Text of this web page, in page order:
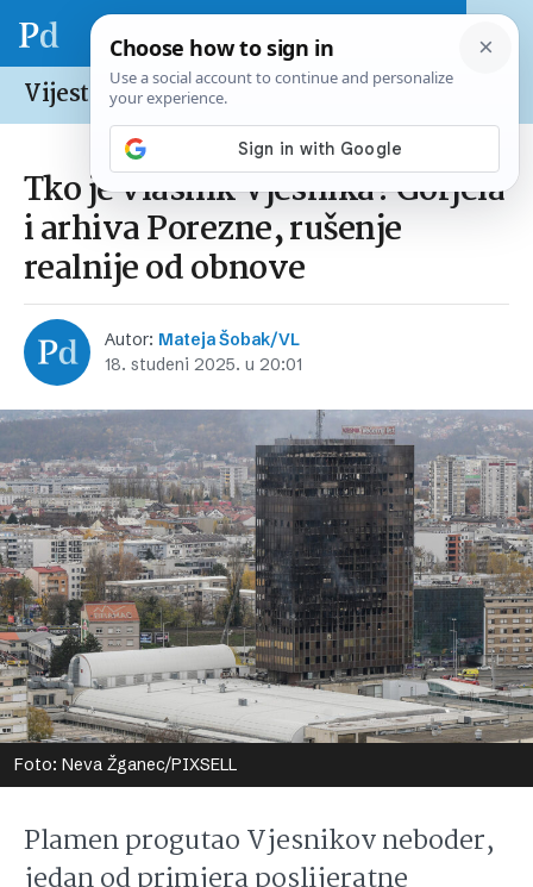
Vijesti /Hrvatska
Tko je vlasnik Vjesnika? Gorjela
i arhiva Porezne, rušenje
realnije od obnove
Autor: Mateja Šobak/VL
18. studeni 2025. u 20:01
Foto: Neva Žganec/PIXSELL
Plamen progutao Vjesnikov neboder,